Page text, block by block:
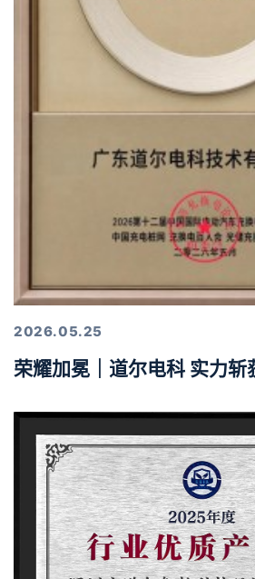
2026.05.25
荣耀加冕｜道尔电科 实力